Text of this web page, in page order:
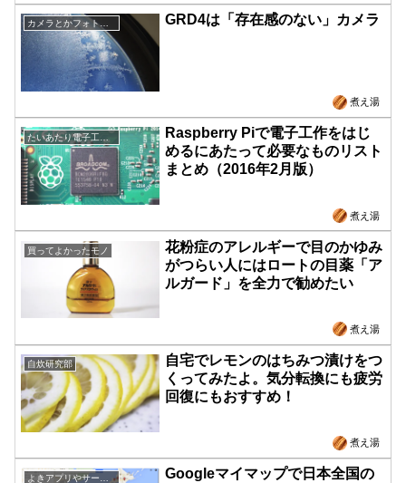
カメラとかフォトウォーク GRD4は「存在感のない」カメラ
煮え湯
Raspberry Piで電子工作をはじ
めるにあたって必要なものリスト
まとめ（2016年2月版）
煮え湯
買ってよかったモノ
花粉症のアレルギーで目のかゆみ
がつらい人にはロートの目薬「ア
ルガード」を全力で勧めたい
煮え湯
自炊研究部
自宅でレモンのはちみつ漬けをつ
くってみたよ。気分転換にも疲労
回復にもおすすめ！
煮え湯
Googleマイマップで日本全国の